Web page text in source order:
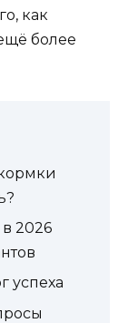
как
более
2026
успеха